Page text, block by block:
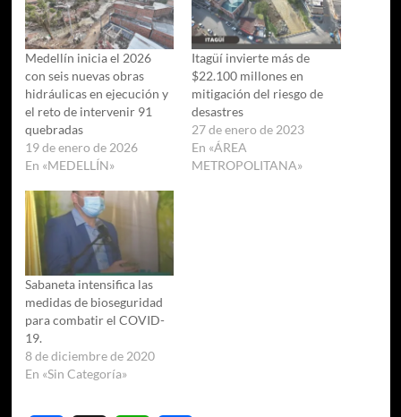
Medellín inicia el 2026
con seis nuevas obras
hidráulicas en ejecución y
el reto de intervenir 91
quebradas
19 de enero de 2026
En «MEDELLÍN»
Itagüí invierte más de
$22.100 millones en
mitigación del riesgo de
desastres
27 de enero de 2023
En «ÁREA
METROPOLITANA»
Sabaneta intensifica las
medidas de bioseguridad
para combatir el COVID-
19.
8 de diciembre de 2020
En «Sin Categoría»